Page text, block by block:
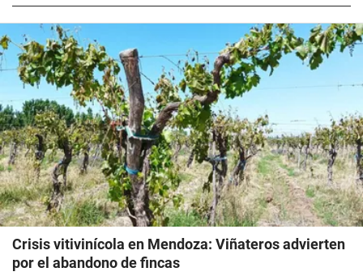
Crisis vitivinícola en Mendoza: Viñateros advierten
por el abandono de fincas